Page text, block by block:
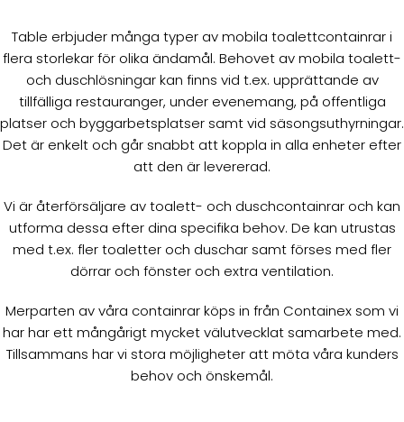
Table erbjuder många typer av mobila toalettcontainrar i
flera storlekar för olika ändamål. Behovet av mobila toalett-
och duschlösningar kan finns vid t.ex. upprättande av
tillfälliga restauranger, under evenemang, på offentliga
platser och byggarbetsplatser samt vid säsongsuthyrningar.
Det är enkelt och går snabbt att koppla in alla enheter efter
att den är levererad.
Vi är återförsäljare av toalett- och duschcontainrar och kan
utforma dessa efter dina specifika behov. De kan utrustas
med t.ex. fler toaletter och duschar samt förses med fler
dörrar och fönster och extra ventilation.
Merparten av våra containrar köps in från Containex som vi
har har ett mångårigt mycket välutvecklat samarbete med.
Tillsammans har vi stora möjligheter att möta våra kunders
behov och önskemål.